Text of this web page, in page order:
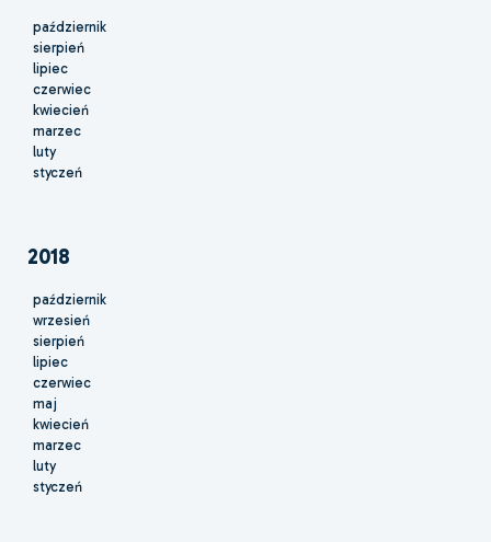
październik
sierpień
lipiec
czerwiec
kwiecień
marzec
luty
styczeń
2018
październik
wrzesień
sierpień
lipiec
czerwiec
maj
kwiecień
marzec
luty
styczeń